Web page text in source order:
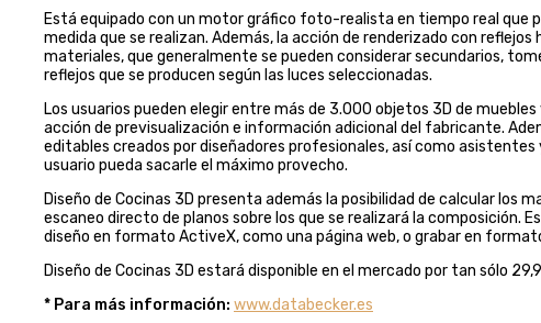
Está equipado con un motor gráfico foto-realista en tiempo real que
medida que se realizan. Además, la acción de renderizado con
materiales, que generalmente se pueden considerar secundarios,
reflejos que se producen según las luces seleccionadas.
Los usuarios pueden elegir entre más de 3.000 objetos 3D de
acción de previsualización e información adicional del fabricante.
editables creados por diseñadores profesionales, así como
usuario pueda sacarle el máximo provecho.
Diseño de Cocinas 3D presenta además la posibilidad de calcular
escaneo directo de planos sobre los que se realizará la composición.
diseño en formato ActiveX, como una página web, o grabar en
Diseño de Cocinas 3D estará disponible en el mercado por tan sólo
* Para más información: www.databecker.es